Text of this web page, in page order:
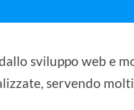
sviluppo web e
servendo